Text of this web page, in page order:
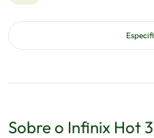
Sobre o Infinix Hot